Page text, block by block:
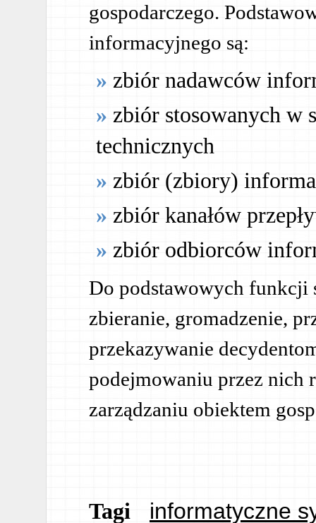
gospodarczego.
informacyjnego są:
zbiór nadawców
zbiór stosowanych w
technicznych
zbiór (zbiory)
zbiór kanałów
zbiór odbiorców
Do podstawowych funkcji
zbieranie, gromadzenie,
przekazywanie
podejmowaniu przez nich
zarządzaniu obiektem
Tagi informatyczne